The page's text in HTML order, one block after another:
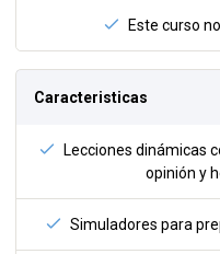
Este curso
Caracteristicas
Lecciones dinámicas
opinión y
Simuladores para